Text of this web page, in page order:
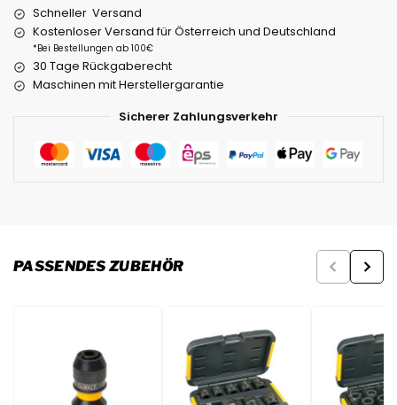
Schneller Versand
Kostenloser Versand für Österreich und Deutschland
*Bei Bestellungen ab 100€
30 Tage Rückgaberecht
Maschinen mit Herstellergarantie
Sicherer Zahlungsverkehr
PASSENDES ZUBEHÖR